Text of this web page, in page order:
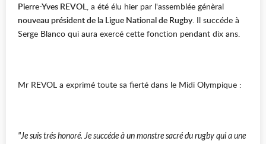
Pierre-Yves REVOL, a été élu hier par l'assemblée génèral
nouveau président de la Ligue National de Rugby. Il succéde à
Serge Blanco qui aura exercé cette fonction pendant dix ans.
Mr REVOL a exprimé toute sa fierté dans le Midi Olympique :
"Je suis trés honoré. Je succéde à un monstre sacré du rugby qui a une